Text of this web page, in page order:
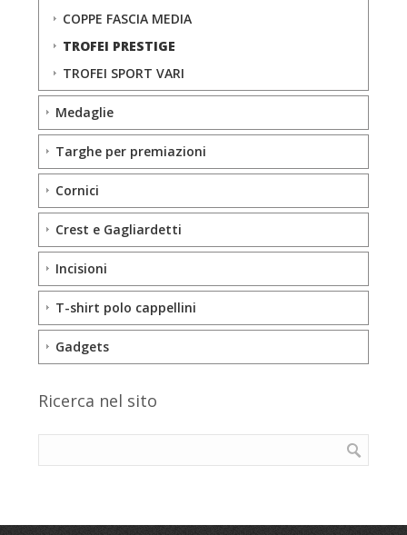
COPPE FASCIA MEDIA
TROFEI PRESTIGE
TROFEI SPORT VARI
Medaglie
Targhe per premiazioni
Cornici
Crest e Gagliardetti
Incisioni
T-shirt polo cappellini
Gadgets
Ricerca nel sito